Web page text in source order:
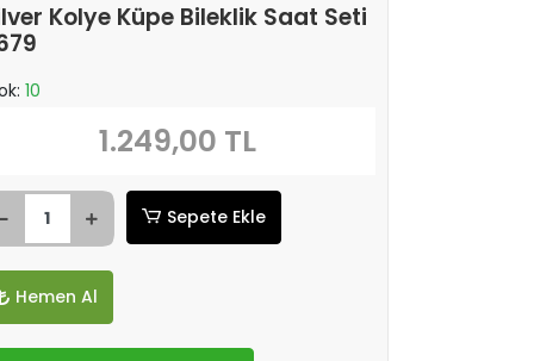
Kolye Küpe Bileklik Saat Seti
10
1.249,00 TL
Sepete Ekle
Hemen Al